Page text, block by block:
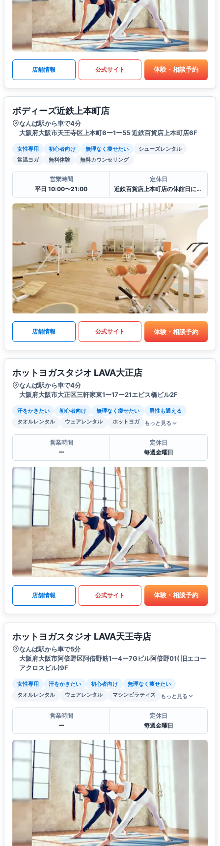
店舗情報 公式サイト 体験・相談予約
ボディーズ近鉄上本町店
なんば駅から車で4分
大阪府大阪市天王寺区上本町6ー1ー55 近鉄百貨店上本町店6F
女性専用 初心者向け 無理なく痩せたい
シューズレンタル
常温ヨガ
無料体験 無料カウンセリング
営業時間
平日 10:00〜21:00
定休日
近鉄百貨店上本町店の休館日に準ずる
店舗情報 公式サイト 体験・相談予約
ホットヨガスタジオ LAVA大正店
なんば駅から車で4分
大阪府大阪市大正区三軒家東1ー17ー21エビス橋ビル2F
汗をかきたい 初心者向け 無理なく痩せたい
男性も通える
タオルレンタル
ウェアレンタル ホットヨガ もっと見る
営業時間
ー
定休日
毎週金曜日
店舗情報 公式サイト 体験・相談予約
ホットヨガスタジオ LAVA天王寺店
なんば駅から車で5分
大阪府大阪市阿倍野区阿倍野筋1ー4ー7Gビル阿倍野01( 旧エコー
アクロスビル)9F
女性専用 汗をかきたい 初心者向け
無理なく痩せたい
タオルレンタル
ウェアレンタル マシンピラティス もっと見る
営業時間
ー
定休日
毎週金曜日